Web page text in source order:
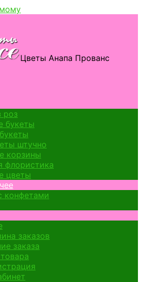
Цветы Анапа Прованс
роз
букеты
штучно
корзины
флористика
цветы
конфетами
заказов
заказа